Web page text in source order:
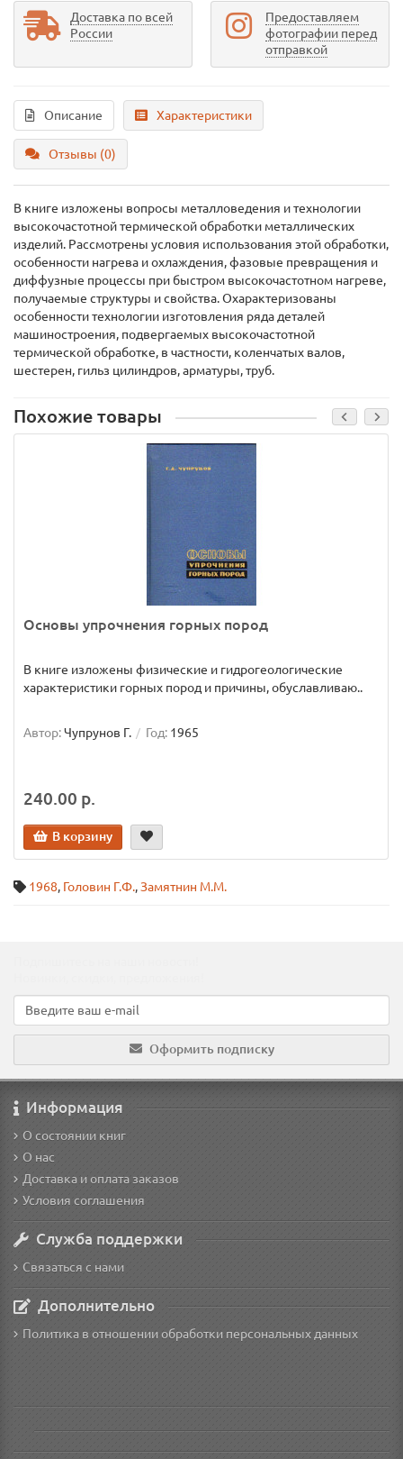
Доставка по всей
России
Предоставляем
фотографии перед
отправкой
Описание Характеристики
Отзывы (0)
В книге изложены вопросы металловедения и технологии
высокочастотной термической обработки металлических
изделий. Рассмотрены условия использования этой обработки,
особенности нагрева и охлаждения, фазовые превращения и
диффузные процессы при быстром высокочастотном нагреве,
получаемые структуры и свойства. Охарактеризованы
особенности технологии изготовления ряда деталей
машиностроения, подвергаемых высокочастотной
термической обработке, в частности, коленчатых валов,
шестерен, гильз цилиндров, арматуры, труб.
Похожие товары
Основы упрочнения горных пород
В книге изложены физические и гидрогеологические
характеристики горных пород и причины, обуславливаю..
Автор:Чупрунов Г. Год: 1965
240.00 р.
В корзину
1968, Головин Г.Ф.,Замятнин М.М.
Оформить подписку
Информация
О состоянии книг
О нас
Доставка и оплата заказов
Условия соглашения
Служба поддержки
Связаться с нами
Дополнительно
Политика в отношении обработки персональных данных